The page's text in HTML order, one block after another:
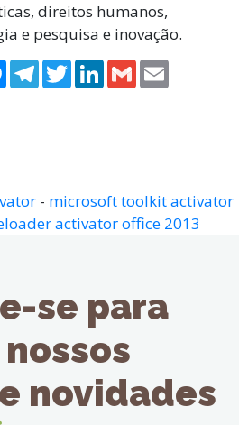
direitos humanos,
e pesquisa e inovação.
Messenger
Telegram
TwitterLinkedIn
Gmail
- microsoft toolkit activator
activator office 2013
se para
novidades